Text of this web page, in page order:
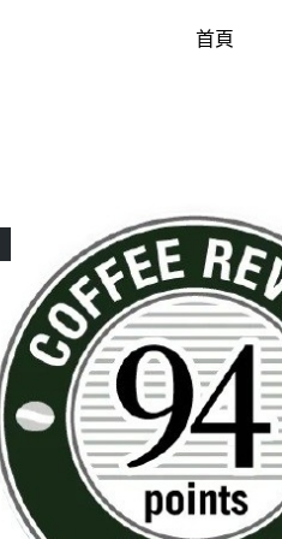
首頁